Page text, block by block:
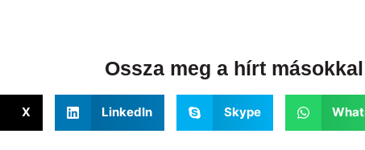
Ossza meg a hírt
X LinkedIn Skype